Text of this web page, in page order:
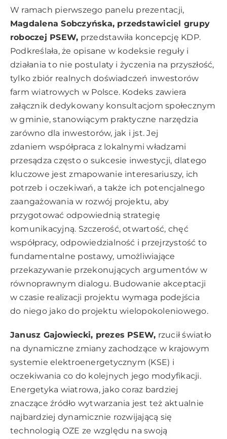
W ramach pierwszego panelu prezentacji,
Magdalena Sobczyńska, przedstawiciel grupy
roboczej PSEW, przedstawiła koncepcję KDP.
Podkreślała, że opisane w kodeksie reguły i
działania to nie postulaty i życzenia na przyszłość,
tylko zbiór realnych doświadczeń inwestorów
farm wiatrowych w Polsce. Kodeks zawiera
załącznik dedykowany konsultacjom społecznym
w gminie, stanowiącym praktyczne narzędzia
zarówno dla inwestorów, jak i jst. Jej
zdaniem współpraca z lokalnymi władzami
przesądza często o sukcesie inwestycji, dlatego
kluczowe jest zmapowanie interesariuszy, ich
potrzeb i oczekiwań, a także ich potencjalnego
zaangażowania w rozwój projektu, aby
przygotować odpowiednią strategię
komunikacyjną. Szczerość, otwartość, chęć
współpracy, odpowiedzialność i przejrzystość to
fundamentalne postawy, umożliwiające
przekazywanie przekonujących argumentów w
równoprawnym dialogu. Budowanie akceptacji
w czasie realizacji projektu wymaga podejścia
do niego jako do projektu wielopokoleniowego.
Janusz Gajowiecki, prezes PSEW, rzucił światło
na dynamiczne zmiany zachodzące w krajowym
systemie elektroenergetycznym (KSE) i
oczekiwania co do kolejnych jego modyfikacji.
Energetyka wiatrowa, jako coraz bardziej
znaczące źródło wytwarzania jest też aktualnie
najbardziej dynamicznie rozwijającą się
technologią OZE ze względu na swoją